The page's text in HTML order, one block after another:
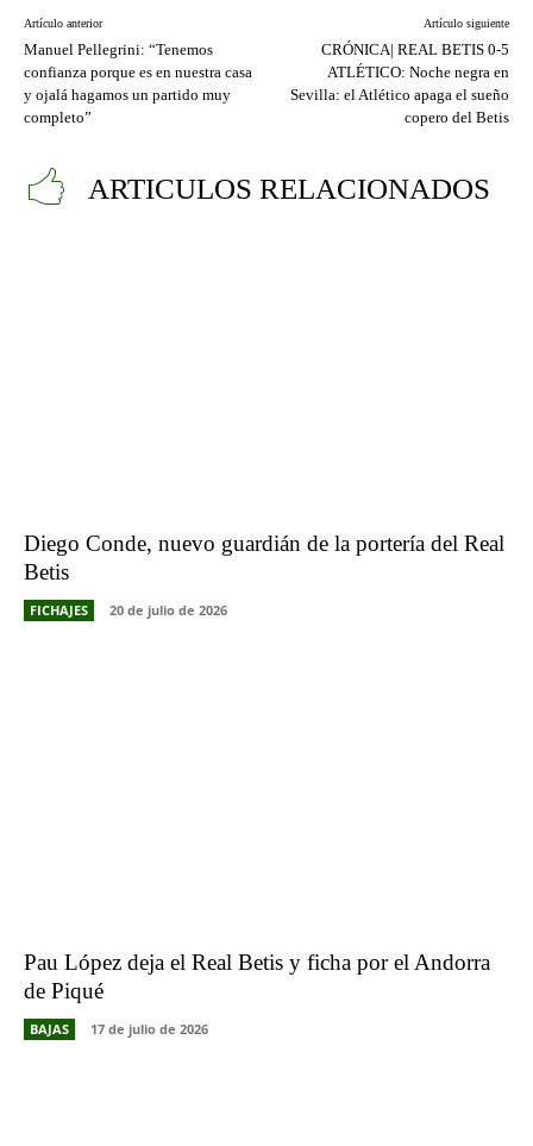
Artículo anterior
Manuel Pellegrini: “Tenemos
confianza porque es en nuestra casa
y ojalá hagamos un partido muy
completo”
Artículo siguiente
CRÓNICA| REAL BETIS 0-5
ATLÉTICO: Noche negra en
Sevilla: el Atlético apaga el sueño
copero del Betis
ARTICULOS RELACIONADOS
Diego Conde, nuevo guardián de la portería del Real
Betis
FICHAJES 20 de julio de 2026
Pau López deja el Real Betis y ficha por el Andorra
de Piqué
BAJAS 17 de julio de 2026